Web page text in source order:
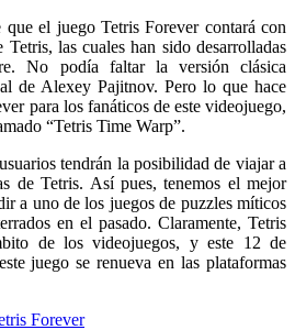
que el juego Tetris Forever contará con
las cuales han sido desarrolladas
No podía faltar la versión clásica
de Alexey Pajitnov. Pero lo que hace
para los fanáticos de este videojuego,
“Tetris Time Warp”.
tendrán la posibilidad de viajar a
de Tetris. Así pues, tenemos el mejor
a uno de los juegos de puzzles míticos
en el pasado. Claramente, Tetris
de los videojuegos, y este 12 de
juego se renueva en las plataformas
Forever